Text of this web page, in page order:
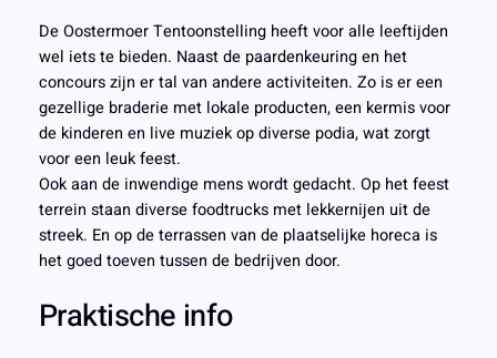
De Oostermoer Tentoonstelling heeft voor alle leeftijden
wel iets te bieden. Naast de paardenkeuring en het
concours zijn er tal van andere activiteiten. Zo is er een
gezellige braderie met lokale producten, een kermis voor
de kinderen en live muziek op diverse podia, wat zorgt
voor een leuk feest.
Ook aan de inwendige mens wordt gedacht. Op het feest
terrein staan diverse foodtrucks met lekkernijen uit de
streek. En op de terrassen van de plaatselijke horeca is
het goed toeven tussen de bedrijven door.
Praktische info